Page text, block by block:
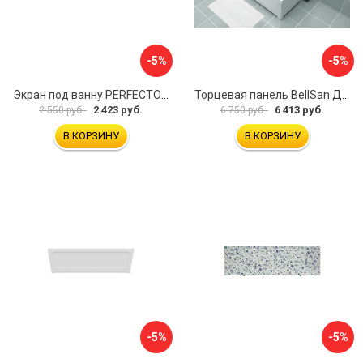
-5%
Экран под ванну PERFECTO LINEA 36-000157
2 550 руб. 2 423 руб.
В КОРЗИНУ
-5%
Торцевая панель BellSan Даниелла 4627171531049
6 750 руб. 6 413 руб.
В КОРЗИНУ
-5% -5%